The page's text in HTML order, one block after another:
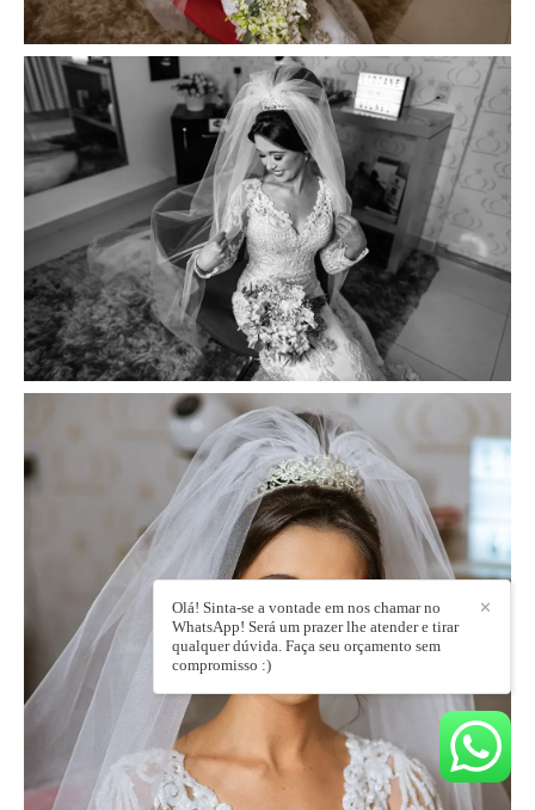
✕
Olá! Sinta-se a vontade em nos chamar no
WhatsApp! Será um prazer lhe atender e tirar
qualquer dúvida. Faça seu orçamento sem
compromisso :)